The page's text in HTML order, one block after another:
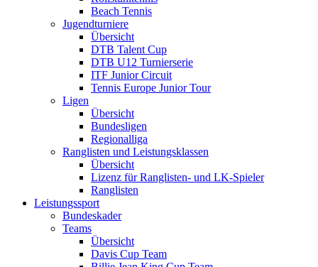
Beach Tennis
Jugendturniere
Übersicht
DTB Talent Cup
DTB U12 Turnierserie
ITF Junior Circuit
Tennis Europe Junior Tour
Ligen
Übersicht
Bundesligen
Regionalliga
Ranglisten und Leistungsklassen
Übersicht
Lizenz für Ranglisten- und LK-Spieler
Ranglisten
Leistungssport
Bundeskader
Teams
Übersicht
Davis Cup Team